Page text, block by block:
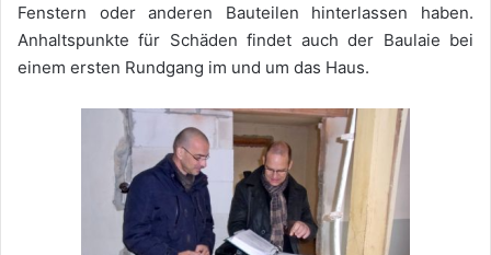
Fenstern oder anderen Bauteilen hinterlassen haben.
Anhaltspunkte für Schäden findet auch der Baulaie bei
einem ersten Rundgang im und um das Haus.